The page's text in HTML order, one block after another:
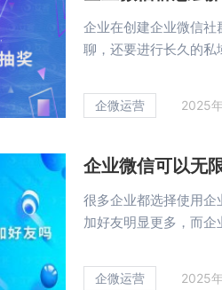
企业在创建企业微信
聊，还要进行长久的私
企微运营 2025
企业微信可以无
很多企业都选择使用
加好友明显更多，而企
企微运营 2025